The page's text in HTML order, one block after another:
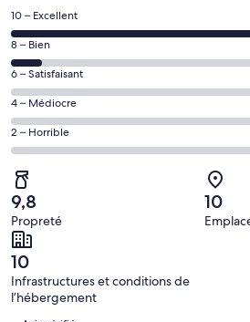
une
nouvelle
fenêtre
Note
des
voyageurs
de 10
(Excellent),
d’après 144 avis
sur 156.
10 – Excellent
Note
des
voyageurs
de 8
(Bien),
d’après 12 avis
8 – Bien
Note
des
voyageurs
de 6
(Satisfaisant),
d’après 0 avis
sur 156.
6 – Satisfaisant
Note
des
voyageurs
(Médiocre),
d’après 0 avis
sur 156.
4 – Médiocre
Note
des
voyageurs
de 2
(Horrible),
d’après 0 avis
sur 156.
2 – Horrible
9,8
Propreté
10
10
Infrastructures et conditions de
l’hébergement